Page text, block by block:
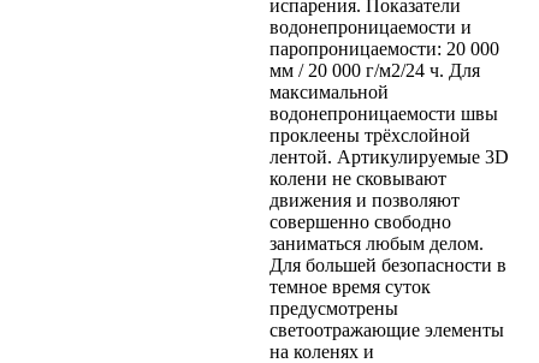
испарения. Показатели
водонепроницаемости и
паропроницаемости: 20 000
мм / 20 000 г/м2/24 ч. Для
максимальной
водонепроницаемости швы
проклеены трёхслойной
лентой. Артикулируемые 3D
колени не сковывают
движения и позволяют
совершенно свободно
заниматься любым делом.
Для большей безопасности в
темное время суток
предусмотрены
светоотражающие элементы
на коленях и